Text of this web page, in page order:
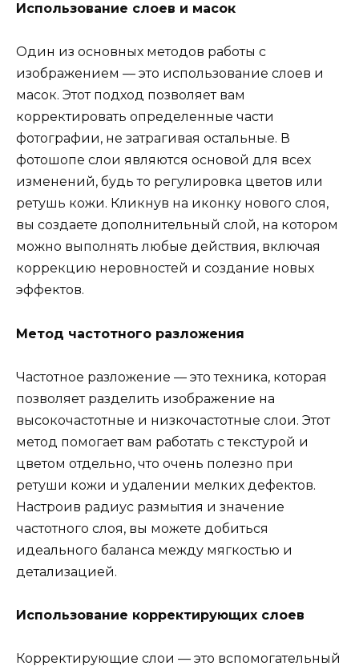
Использование слоев и масок
Один из основных методов работы с
изображением — это использование слоев и
масок. Этот подход позволяет вам
корректировать определенные части
фотографии, не затрагивая остальные. В
фотошопе слои являются основой для всех
изменений, будь то регулировка цветов или
ретушь кожи. Кликнув на иконку нового слоя,
вы создаете дополнительный слой, на котором
можно выполнять любые действия, включая
коррекцию неровностей и создание новых
эффектов.
Метод частотного разложения
Частотное разложение — это техника, которая
позволяет разделить изображение на
высокочастотные и низкочастотные слои. Этот
метод помогает вам работать с текстурой и
цветом отдельно, что очень полезно при
ретуши кожи и удалении мелких дефектов.
Настроив радиус размытия и значение
частотного слоя, вы можете добиться
идеального баланса между мягкостью и
детализацией.
Использование корректирующих слоев
Корректирующие слои — это вспомогательный